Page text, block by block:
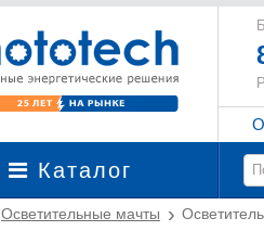
Каталог
Осветительные мачты